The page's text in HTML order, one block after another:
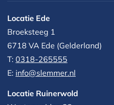
Locatie Ede
Broeksteeg 1
6718 VA Ede (Gelderland)
T: 0318-265555
E: info@slemmer.nl
Locatie Ruinerwold